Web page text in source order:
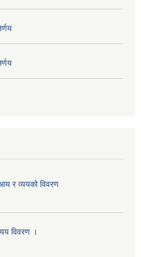
र व्ययको विवरण
विवरण ।